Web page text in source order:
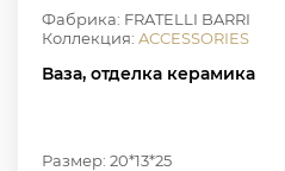
Фабрика: FRATELLI BARRI
Коллекция: ACCESSORIES
Ваза, отделка керамика
Размер: 20*13*25